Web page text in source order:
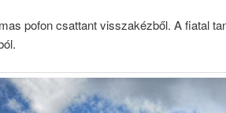
pofon csattant visszakézből. A fiatal